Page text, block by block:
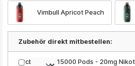
Vimbull Apricot Peach
Zubehör direkt mitbestellen:
Arcbear Pro 15000 Pods - 20mg